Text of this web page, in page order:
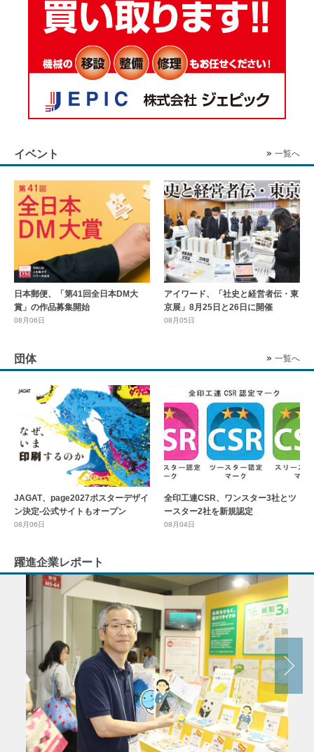
イベント 一覧へ
日本郵便、「第41回全日本DM大
賞」の作品募集開始
08月06日
アイワード、「社史と経営者伝・東
京展」8月25日と26日に開催
08月05日
団体 一覧へ
JAGAT、page2027ポスターデザイ
ン決定-公式サイトもオープン
08月06日
全印工連CSR、ワンスター3社とツ
ースター2社を新規認定
08月04日
躍進企業レポート